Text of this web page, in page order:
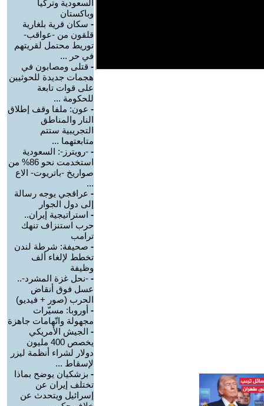
السعودية وتركيا
وباكستان
- سكان قرية بلغارية
قلقون من -عواقب-
توريط محتمل لقريتهم
في حر ...
- قتلى ومصابون في
هجمات جديدة للحوثيين
على قوات تابعة
للحكومة ...
- عون: ملفا وقف إطلاق
النار والمناطق
التجريبية ستتم
متابعتهما ...
- -رويترز-: السعودية
استخدمت نحو 86% من
صواريخ -باتريوت- الاع
...
- عراقجي يوجه رسالة
إلى دول الجوار
- استراتيجية إيران..
حرب استنزاف تنهك
ترامب
- صحيفة: شرطة لندن
تخطط لإلغاء ألف
وظيفة
- -نحل غزة المشرد-..
عسل فوق أنقاض
الحرب (صور + فيديو)
- أوروبا: مسيّرات
مجهولة واتّهامات جاهزة
- الجيش الأمريكي
يخصص 400 مليون
دولار لشراء أنظمة ليزر
لإسقاط ...
- بزشكيان يوضح بماذا
تختلف إيران عن
إسرائيل ويتحدث عن